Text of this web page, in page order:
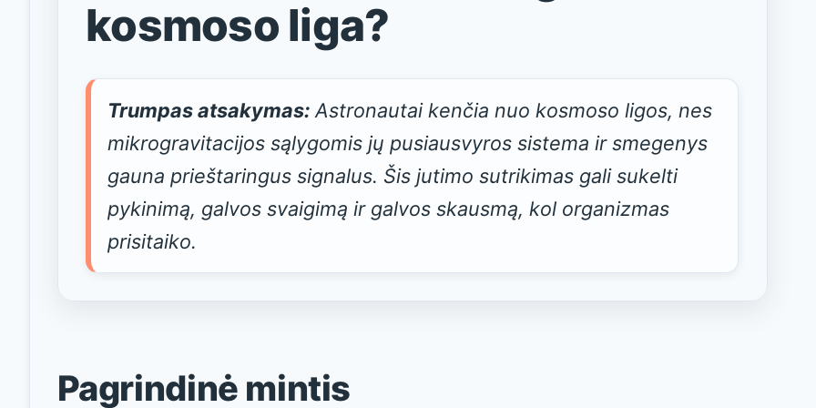
Globalus vėjas
Šalčio pojūtis
Vėjo pagrindai
Dirvožemis
Ledynai
Tektonika
Ugnikalniai
kosmoso liga?
Trumpas atsakymas:Astronautai kenčia nuo kosmoso ligos, nes
mikrogravitacijos sąlygomis jų pusiausvyros sistema ir smegenys
gauna prieštaringus signalus. Šis jutimo sutrikimas gali sukelti
pykinimą, galvos svaigimą ir galvos skausmą, kol organizmas
prisitaiko.
Pagrindinė mintis